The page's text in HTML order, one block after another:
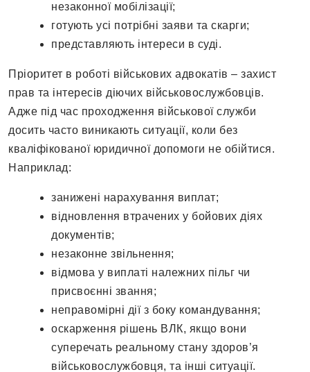
незаконної мобілізації;
готують усі потрібні заяви та скарги;
представляють інтереси в суді.
Пріоритет в роботі військових адвокатів – захист
прав та інтересів діючих військовослужбовців.
Адже під час проходження військової служби
досить часто виникають ситуації, коли без
кваліфікованої юридичної допомоги не обійтися.
Наприклад:
занижені нарахування виплат;
відновлення втрачених у бойових діях
документів;
незаконне звільнення;
відмова у виплаті належних пільг чи
присвоєнні звання;
неправомірні дії з боку командування;
оскарження рішень ВЛК, якщо вони
суперечать реальному стану здоров’я
військовослужбовця, та інші ситуації.